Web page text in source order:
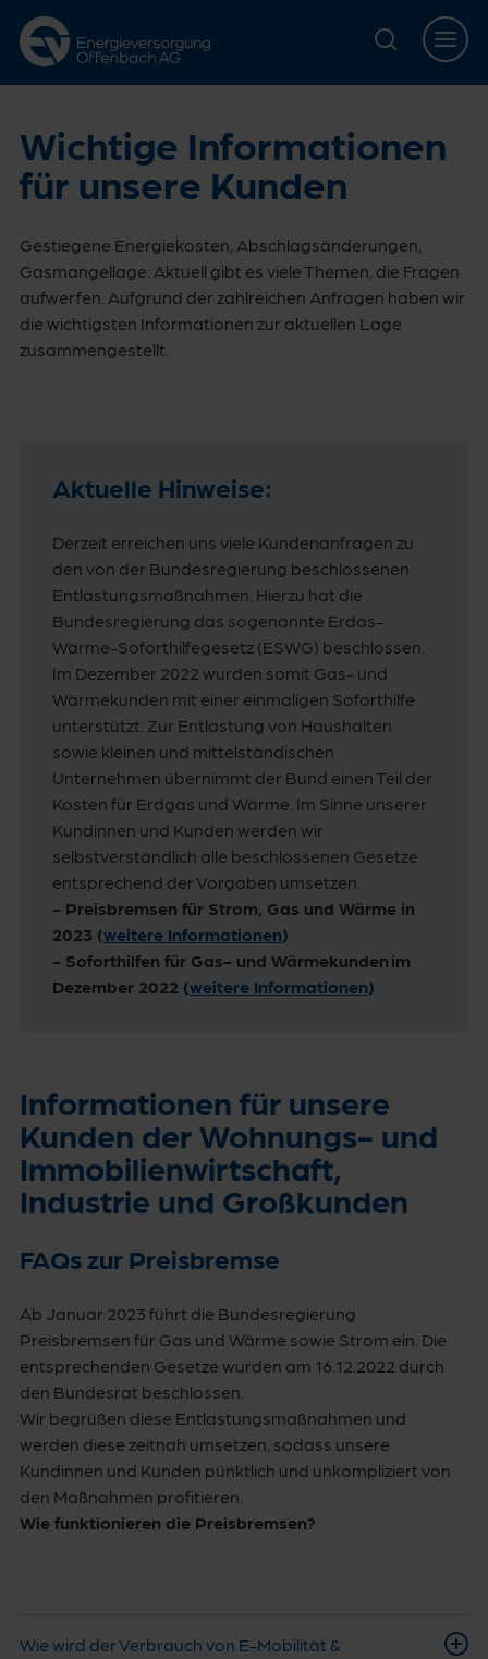
Zur Hauptnavigation springen
Zur Servicelasche springen
Zum Hauptinhalt springen
Zur Footernavigation springen
Wichtige Informationen
für unsere Kunden
Gestiegene Energiekosten, Abschlagsänderungen,
Gasmangellage: Aktuell gibt es viele Themen, die Fragen
aufwerfen. Aufgrund der zahlreichen Anfragen haben wir
die wichtigsten Informationen zur aktuellen Lage
zusammengestellt.
Aktuelle Hinweise:
Derzeit erreichen uns viele Kundenanfragen zu
den von der Bundesregierung beschlossenen
Entlastungsmaßnahmen. Hierzu hat die
Bundesregierung das sogenannte Erdas-
Wärme-Soforthilfegesetz (ESWG) beschlossen.
Im Dezember 2022 wurden somit Gas- und
Wärmekunden mit einer einmaligen Soforthilfe
unterstützt. Zur Entlastung von Haushalten
sowie kleinen und mittelständischen
Unternehmen übernimmt der Bund einen Teil der
Kosten für Erdgas und Wärme. Im Sinne unserer
Kundinnen und Kunden werden wir
selbstverständlich alle beschlossenen Gesetze
entsprechend der Vorgaben umsetzen.
- Preisbremsen für Strom, Gas und Wärme in
2023 (weitere Informationen)
- Soforthilfen für Gas- und Wärmekunden im
Dezember 2022 (weitere Informationen)
Informationen für unsere
Kunden der Wohnungs- und
Immobilienwirtschaft,
Industrie und Großkunden
FAQs zur Preisbremse
Ab Januar 2023 führt die Bundesregierung
Preisbremsen für Gas und Wärme sowie Strom ein. Die
entsprechenden Gesetze wurden am 16.12.2022 durch
den Bundesrat beschlossen.
Wir begrüßen diese Entlastungsmaßnahmen und
werden diese zeitnah umsetzen, sodass unsere
Kundinnen und Kunden pünktlich und unkompliziert von
den Maßnahmen profitieren.
Wie funktionieren die Preisbremsen?
Wie wird der Verbrauch von E-Mobilität &